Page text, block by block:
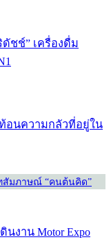
ชช์” เครื่องดื่ม
อนความกลัวที่อยู่ใน
สัมภาษณ์ “คนต้นคิด”
นงาน Motor Expo